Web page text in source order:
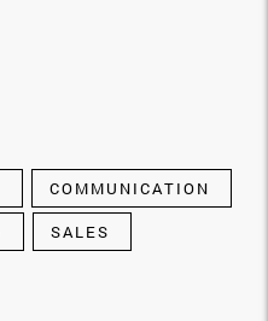
COMMUNICATION
SALES